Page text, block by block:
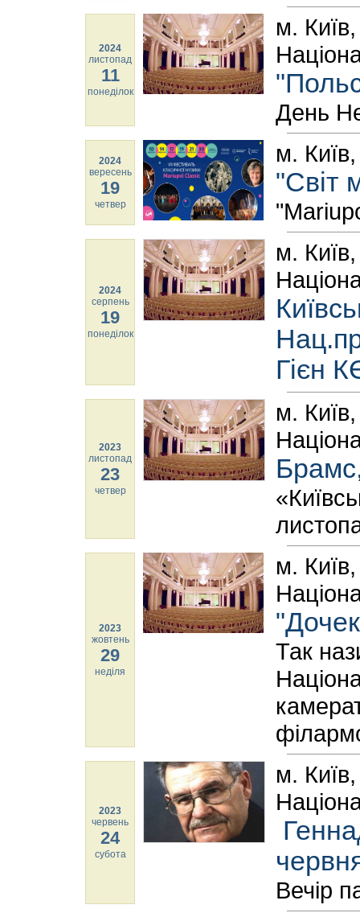
2024
листопад
11
понеділок
м.
День
2024
вересень
19
четвер
м.
"Світ
2024
серпень
19
понеділок
м.
Гієн
2023
листопад
23
четвер
м.
2023
жовтень
29
неділя
м.
Так
2023
червень
24
субота
м. Київ,
Вечір